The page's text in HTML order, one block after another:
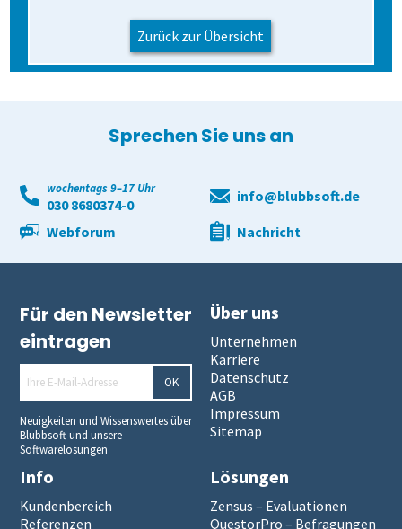
Zurück zur Übersicht
Sprechen Sie uns an
wochentags 9–17 Uhr
030 8680374-0
info@blubbsoft.de
Webforum
Nachricht
Für den Newsletter
eintragen
OK
Neuigkeiten und Wissenswertes über
Blubbsoft und unsere
Softwarelösungen
Über uns
Unternehmen
Karriere
Datenschutz
AGB
Impressum
Sitemap
Info
Kundenbereich
Referenzen
Lösungen
Zensus – Evaluationen
QuestorPro – Befragungen